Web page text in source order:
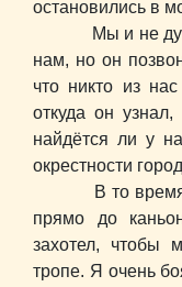
остановились в
Мы и не
нам, но он
что никто из
откуда он
найдётся ли у
окрестности
В то время
прямо до
захотел, чтобы
тропе. Я очень